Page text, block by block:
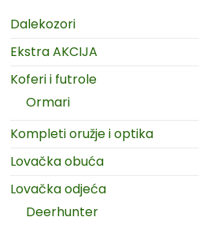
Dalekozori
Ekstra AKCIJA
Koferi i futrole
Ormari
Kompleti oružje i optika
Lovačka obuća
Lovačka odjeća
Deerhunter